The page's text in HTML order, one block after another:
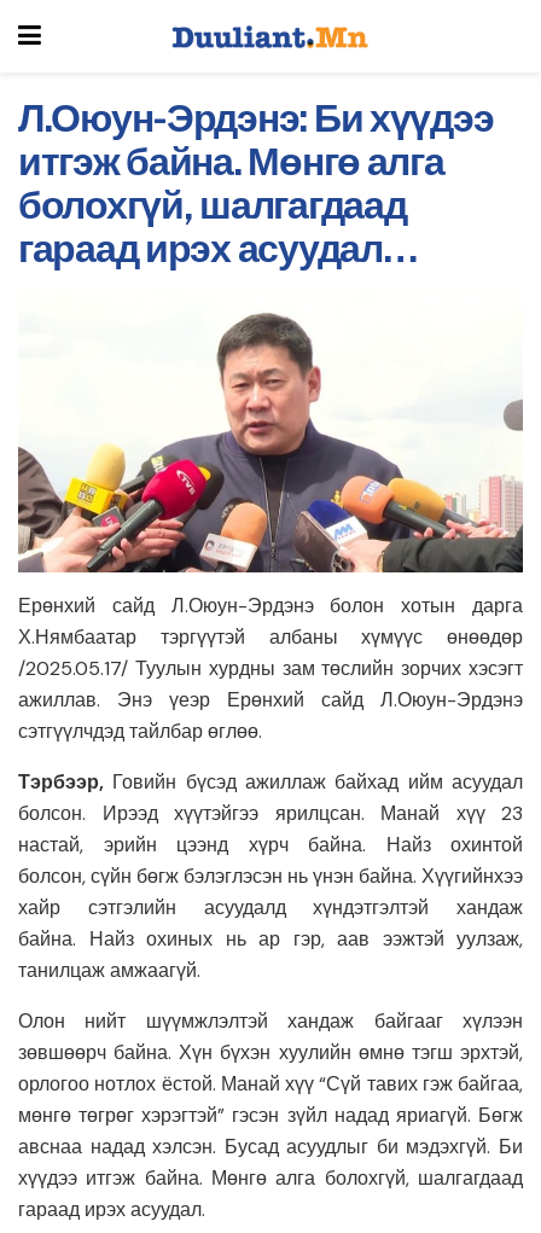
Л.Оюун-Эрдэнэ: Би хүүдээ
итгэж байна. Мөнгө алга
болохгүй, шалгагдаад
гараад ирэх асуудал…
Ерөнхий сайд Л.Оюун-Эрдэнэ болон хотын дарга
Х.Нямбаатар тэргүүтэй албаны хүмүүс өнөөдөр
/2025.05.17/ Туулын хурдны зам төслийн зорчих хэсэгт
ажиллав. Энэ үеэр Ерөнхий сайд Л.Оюун-Эрдэнэ
сэтгүүлчдэд тайлбар өглөө.
Тэрбээр, Говийн бүсэд ажиллаж байхад ийм асуудал
болсон. Ирээд хүүтэйгээ ярилцсан. Манай хүү 23
настай, эрийн цээнд хүрч байна. Найз охинтой
болсон, сүйн бөгж бэлэглэсэн нь үнэн байна. Хүүгийнхээ
хайр сэтгэлийн асуудалд хүндэтгэлтэй хандаж
байна. Найз охиных нь ар гэр, аав ээжтэй уулзаж,
танилцаж амжаагүй.
Олон нийт шүүмжлэлтэй хандаж байгааг хүлээн
зөвшөөрч байна. Хүн бүхэн хуулийн өмнө тэгш эрхтэй,
орлогоо нотлох ёстой. Манай хүү “Сүй тавих гэж байгаа,
мөнгө төгрөг хэрэгтэй” гэсэн зүйл надад яриагүй. Бөгж
авснаа надад хэлсэн. Бусад асуудлыг би мэдэхгүй. Би
хүүдээ итгэж байна. Мөнгө алга болохгүй, шалгагдаад
гараад ирэх асуудал.